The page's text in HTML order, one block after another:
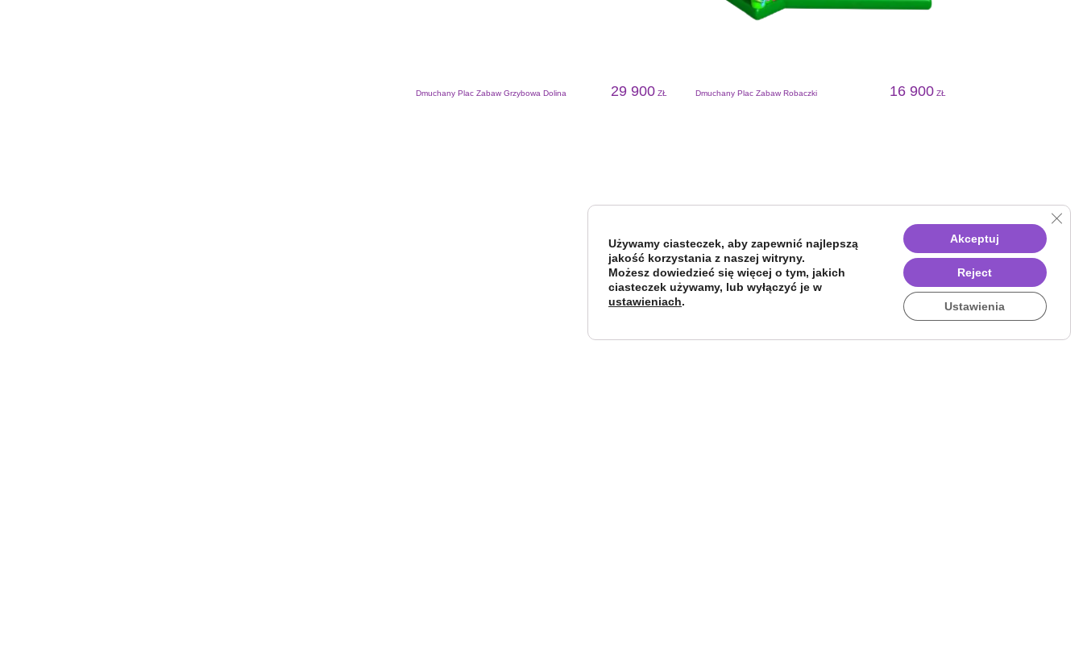
Dmuchany Plac Zabaw Grzybowa Dolina 29 900ZŁ Dmuchany Plac Zabaw Robaczki 16 900 ZŁ
Używamy ciasteczek, aby zapewnić najlepszą
jakość korzystania z naszej witryny.
Możesz dowiedzieć się więcej o tym, jakich
ciasteczek używamy, lub wyłączyć je w
ustawieniach.
Akceptuj
Reject
Ustawienia